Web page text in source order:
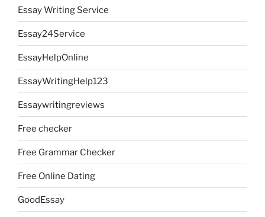
Essay Writing Service
Essay24Service
EssayHelpOnline
EssayWritingHelp123
Essaywritingreviews
Free checker
Free Grammar Checker
Free Online Dating
GoodEssay